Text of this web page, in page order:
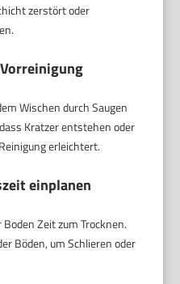
zerstört oder
Wischen durch Saugen
Kratzer entstehen oder
erleichtert.
einplanen
Zeit zum Trocknen.
Böden, um Schlieren oder